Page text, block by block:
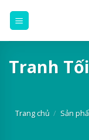
Tranh
Trang chủ / Sản